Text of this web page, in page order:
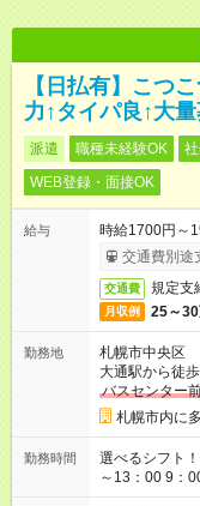
【日払有】こつ
力↑タイパ良↑大
派遣 職種未経験OK
WEB登録・面接OK
給与
時給1700円～
交通費別途
交通費 規定支
月収例 25～30
勤務地
札幌市中央区
大通駅から徒
バスセンター
札幌市内に
勤務時間
選べるシフト！働き
～13：00 9：
11：00～20：00